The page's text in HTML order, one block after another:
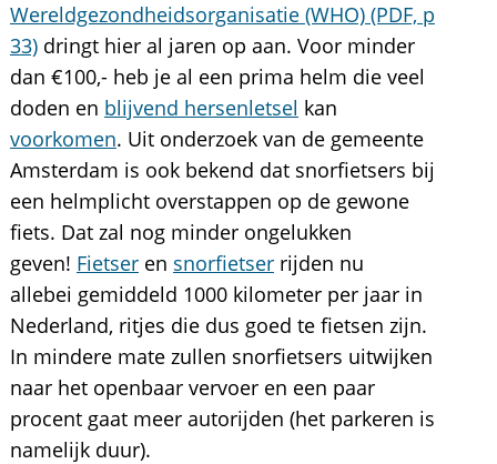
Wereldgezondheidsorganisatie (WHO) (PDF, p
33)dringt hier al jaren op aan. Voor minder
dan €100,- heb je al een prima helm die veel
doden en blijvend hersenletsel kan
voorkomen. Uit onderzoek van de gemeente
Amsterdam is ook bekend dat snorfietsers bij
een helmplicht overstappen op de gewone
fiets. Dat zal nog minder ongelukken
geven! Fietseren snorfietserrijden nu
allebei gemiddeld 1000 kilometer per jaar in
Nederland, ritjes die dus goed te fietsen zijn.
In mindere mate zullen snorfietsers uitwijken
naar het openbaar vervoer en een paar
procent gaat meer autorijden (het parkeren is
namelijk duur).